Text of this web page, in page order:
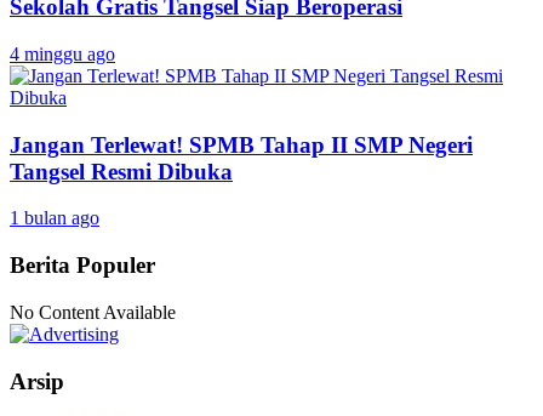
Sekolah Gratis Tangsel Siap Beroperasi
4 minggu ago
Jangan Terlewat! SPMB Tahap II SMP Negeri
Tangsel Resmi Dibuka
1 bulan ago
Berita Populer
No Content Available
Arsip